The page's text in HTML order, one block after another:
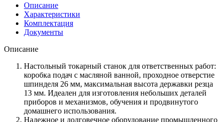
Описание
Характеристики
Комплектация
Документы
Описание
Настольный токарный станок для ответственных работ:
коробка подач с масляной ванной, проходное отверстие
шпинделя 26 мм, максимальная высота державки резца
13 мм. Идеален для изготовления небольших деталей
приборов и механизмов, обучения и продвинутого
домашнего использования.
Надежное и долговечное оборудование промышленного